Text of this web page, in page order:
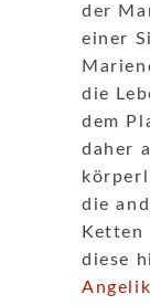
der
einer
die
dem
daher
die
Ketten
diese